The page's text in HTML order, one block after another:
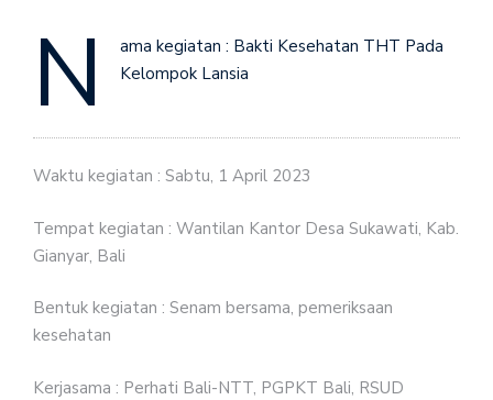
N
ama kegiatan : Bakti Kesehatan THT Pada
Kelompok Lansia
Waktu kegiatan : Sabtu, 1 April 2023
Tempat kegiatan : Wantilan Kantor Desa Sukawati, Kab.
Gianyar, Bali
Bentuk kegiatan : Senam bersama, pemeriksaan
kesehatan
Kerjasama : Perhati Bali-NTT, PGPKT Bali, RSUD